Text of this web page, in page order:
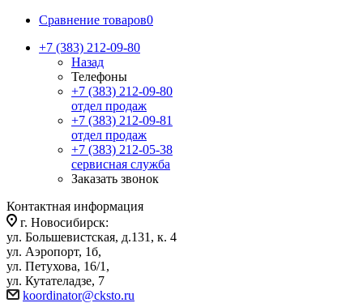
Сравнение товаров0
+7 (383) 212-09-80
Назад
Телефоны
+7 (383) 212-09-80
отдел продаж
+7 (383) 212-09-81
отдел продаж
+7 (383) 212-05-38
сервисная служба
Заказать звонок
Контактная информация
г. Новосибирск:
ул. Большевистская, д.131, к. 4
ул. Аэропорт, 1б,
ул. Петухова, 16/1,
ул. Кутателадзе, 7
koordinator@cksto.ru